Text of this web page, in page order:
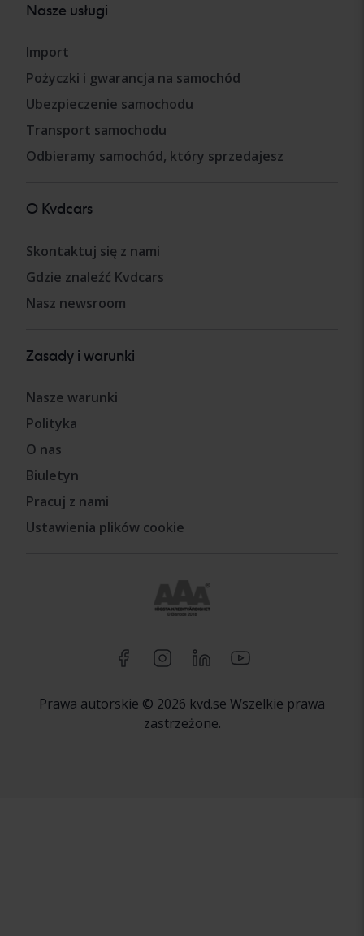
Nasze usługi
Import
Pożyczki i gwarancja na samochód
Ubezpieczenie samochodu
Transport samochodu
Odbieramy samochód, który sprzedajesz
O Kvdcars
Skontaktuj się z nami
Gdzie znaleźć Kvdcars
Nasz newsroom
Zasady i warunki
Nasze warunki
Polityka
O nas
Biuletyn
Pracuj z nami
Ustawienia plików cookie
Prawa autorskie © 2026 kvd.se Wszelkie prawa
zastrzeżone.